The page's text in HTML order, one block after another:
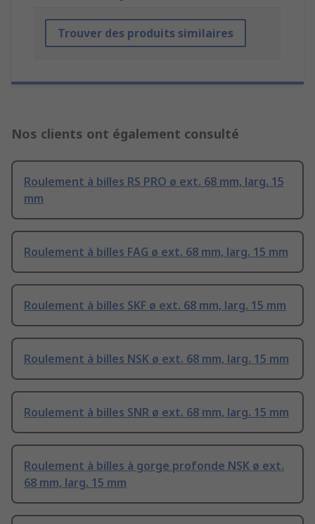
Trouver des produits similaires
Nos clients ont également consulté
Roulement à billes RS PRO ø ext. 68 mm, larg. 15
mm
Roulement à billes FAG ø ext. 68 mm, larg. 15 mm
Roulement à billes SKF ø ext. 68 mm, larg. 15 mm
Roulement à billes NSK ø ext. 68 mm, larg. 15 mm
Roulement à billes SNR ø ext. 68 mm, larg. 15 mm
Roulement à billes à gorge profonde NSK ø ext.
68 mm, larg. 15 mm